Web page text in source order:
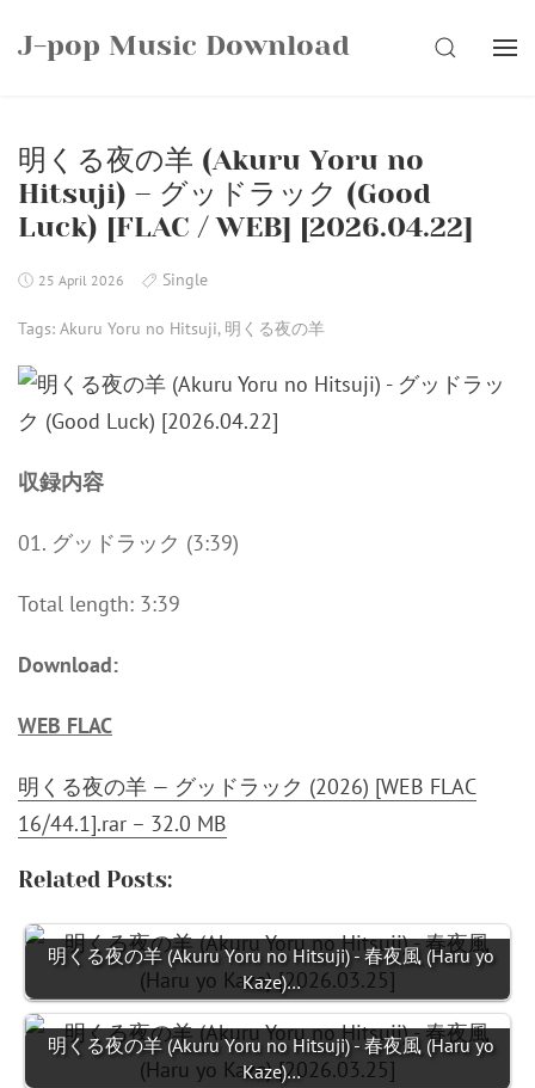
J-pop Music Download SEARCH
明くる夜の羊 (Akuru Yoru no
Hitsuji) – グッドラック (Good
Luck) [FLAC / WEB] [2026.04.22]
25 April 2026 Single
Tags: Akuru Yoru no Hitsuji, 明くる夜の羊
収録内容
01. グッドラック (3:39)
Total length: 3:39
Download:
WEB FLAC
明くる夜の羊 — グッドラック (2026) [WEB FLAC
16⧸44.1].rar – 32.0 MB
Related Posts:
明くる夜の羊 (Akuru Yoru no Hitsuji) - 春夜風 (Haru yo
Kaze)…
明くる夜の羊 (Akuru Yoru no Hitsuji) - 春夜風 (Haru yo
Kaze)…